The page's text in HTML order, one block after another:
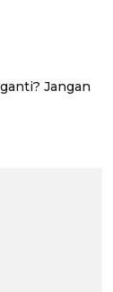
Jangan